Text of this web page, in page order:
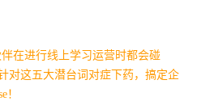
在进行线上学习运营时都会碰
对这五大潜台词对症下药，搞定企
！